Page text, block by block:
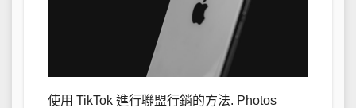
使用 TikTok 進行聯盟行銷的方法. Photos